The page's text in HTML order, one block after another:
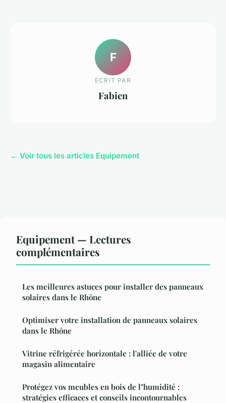
F
ECRIT PAR
Fabien
← Voir tous les articles Equipement
Equipement — Lectures
complémentaires
Les meilleures astuces pour installer des panneaux
solaires dans le Rhône
Optimiser votre installation de panneaux solaires
dans le Rhône
Vitrine réfrigérée horizontale : l'alliée de votre
magasin alimentaire
Protégez vos meubles en bois de l"humidité :
stratégies efficaces et conseils incontournables